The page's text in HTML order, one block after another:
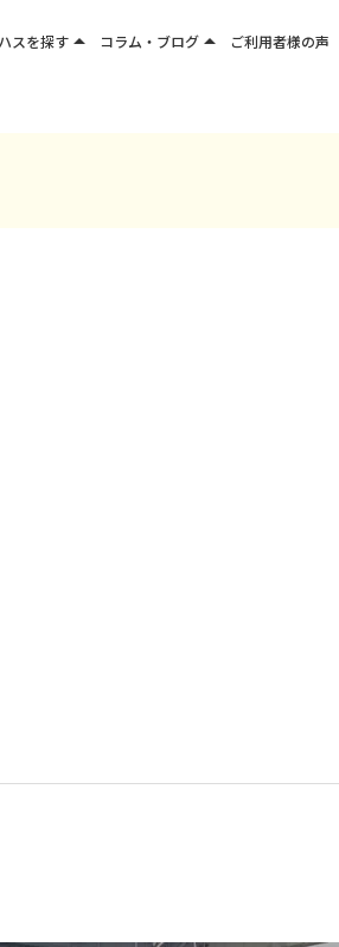
スを探すarrow_drop_up コラム・ブログarrow_drop_up ご利用者様の声